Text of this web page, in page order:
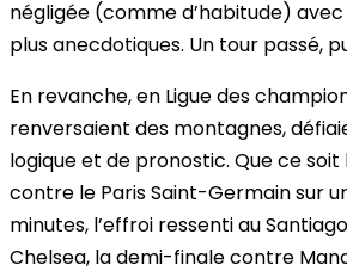
négligée (comme d’habitude)
plus anecdotiques. Un tour passé,
En revanche, en Ligue des
renversaient des montagnes,
logique et de pronostic. Que ce soit
contre le Paris Saint-Germain sur
minutes, l’effroi ressenti au
Chelsea, la demi-finale contre